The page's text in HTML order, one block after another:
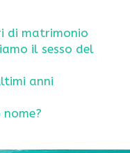
di matrimonio
il sesso del
anni